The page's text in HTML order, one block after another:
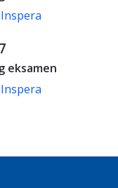
Inspera
eksamen
Inspera